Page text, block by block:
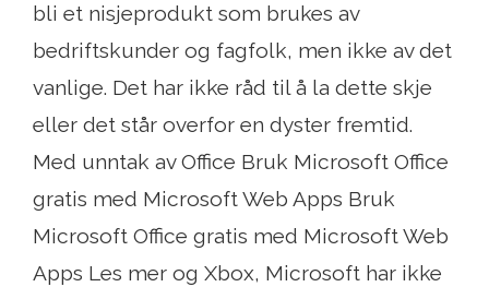
bli et nisjeprodukt som brukes av
bedriftskunder og fagfolk, men ikke av det
vanlige. Det har ikke råd til å la dette skje
eller det står overfor en dyster fremtid.
Med unntak av Office Bruk Microsoft Office
gratis med Microsoft Web Apps Bruk
Microsoft Office gratis med Microsoft Web
Apps Les mer og Xbox, Microsoft har ikke